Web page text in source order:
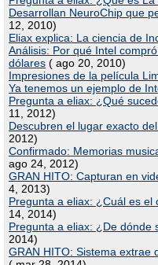
Desarrollan NeuroChip que
12, 2010)
Eliax explica: La ciencia de
Análisis: Por qué Intel
dólares ( ago 20, 2010)
Impresiones de la película
Ya tenemos un ejemplo de
Pregunta a eliax: ¿Qué
11, 2012)
Descubren el lugar exacto
2012)
Confirmado: Memorias
ago 24, 2012)
GRAN HITO: Capturan en
4, 2013)
Pregunta a eliax: ¿Cuál es
14, 2014)
Pregunta a eliax: ¿De dónde
2014)
GRAN HITO: Sistema extrae